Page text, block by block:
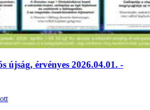
újság, érvényes 2026.04.01. -